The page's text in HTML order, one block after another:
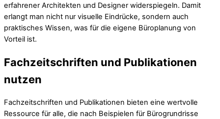
erfahrener Architekten und Designer widerspiegeln. Damit
erlangt man nicht nur visuelle Eindrücke, sondern auch
praktisches Wissen, was für die eigene Büroplanung von
Vorteil ist.
Fachzeitschriften und Publikationen
nutzen
Fachzeitschriften und Publikationen bieten eine wertvolle
Ressource für alle, die nach Beispielen für Bürogrundrisse